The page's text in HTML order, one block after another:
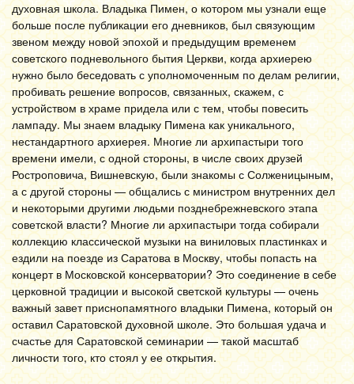
духовная школа. Владыка Пимен, о котором мы узнали еще
больше после публикации его дневников, был связующим
звеном между новой эпохой и предыдущим временем
советского подневольного бытия Церкви, когда архиерею
нужно было беседовать с уполномоченным по делам религии,
пробивать решение вопросов, связанных, скажем, с
устройством в храме придела или с тем, чтобы повесить
лампаду. Мы знаем владыку Пимена как уникального,
нестандартного архиерея. Многие ли архипастыри того
времени имели, с одной стороны, в числе своих друзей
Ростроповича, Вишневскую, были знакомы с Солженицыным,
а с другой стороны — общались с министром внутренних дел
и некоторыми другими людьми позднебрежневского этапа
советской власти? Многие ли архипастыри тогда собирали
коллекцию классической музыки на виниловых пластинках и
ездили на поезде из Саратова в Москву, чтобы попасть на
концерт в Московской консерватории? Это соединение в себе
церковной традиции и высокой светской культуры — очень
важный завет приснопамятного владыки Пимена, который он
оставил Саратовской духовной школе. Это большая удача и
счастье для Саратовской семинарии — такой масштаб
личности того, кто стоял у ее открытия.